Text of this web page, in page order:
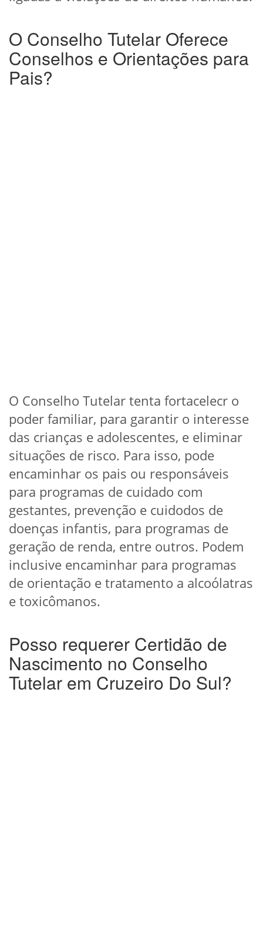
O Conselho Tutelar Oferece
Conselhos e Orientações para
Pais?
O Conselho Tutelar tenta fortacelecr o
poder familiar, para garantir o interesse
das crianças e adolescentes, e eliminar
situações de risco. Para isso, pode
encaminhar os pais ou responsáveis
para programas de cuidado com
gestantes, prevenção e cuidodos de
doenças infantis, para programas de
geração de renda, entre outros. Podem
inclusive encaminhar para programas
de orientação e tratamento a alcoólatras
e toxicômanos.
Posso requerer Certidão de
Nascimento no Conselho
Tutelar em Cruzeiro Do Sul?